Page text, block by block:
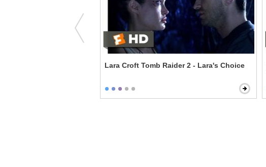
Lara Croft Tomb Raider 2 - Lara's Choice